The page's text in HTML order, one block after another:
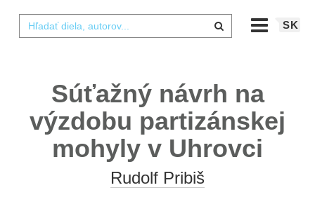
SK
Súťažný návrh na
výzdobu partizánskej
mohyly v Uhrovci
Rudolf Pribiš